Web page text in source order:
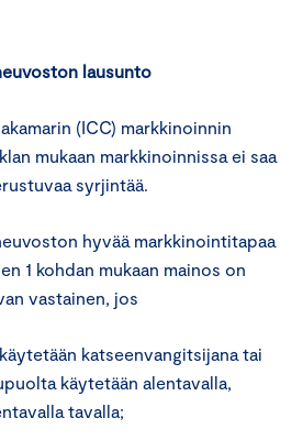
lausunto
(ICC) markkinoinnin
mukaan markkinoinnissa ei saa
syrjintää.
hyvää markkinointitapaa
1 kohdan mukaan mainos on
vastainen, jos
katseenvangitsijana tai
käytetään alentavalla,
tavalla;